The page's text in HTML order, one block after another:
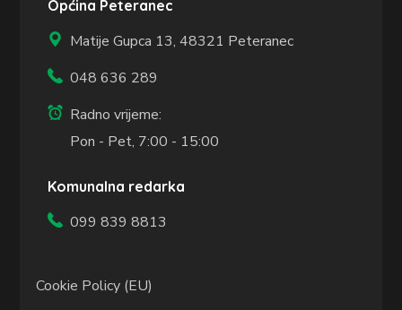
Općina Peteranec
Matije Gupca 13,48321 Peteranec
048 636 289
Radno vrijeme:
Pon - Pet, 7:00 - 15:00
Komunalna redarka
099 839 8813
Cookie Policy (EU)